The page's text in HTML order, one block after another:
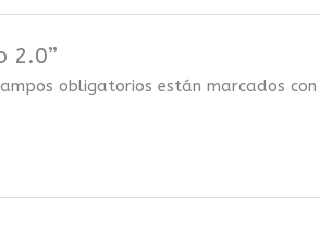
2.0”
obligatorios están marcados con